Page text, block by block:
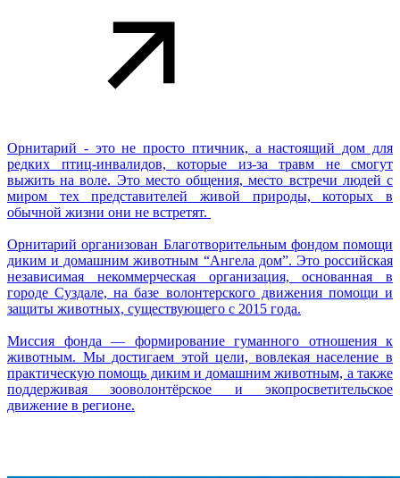
Орнитарий - это не просто птичник, а настоящий дом для
редких птиц-инвалидов, которые из-за травм не смогут
выжить на воле. Это место общения, место встречи людей с
миром тех представителей живой природы, которых в
обычной жизни они не встретят.
Орнитарий организован Благотворительным фондом помощи
диким и домашним животным “Ангела дом”. Это российская
независимая некоммерческая организация, основанная в
городе Суздале, на базе волонтерского движения помощи и
защиты животных, существующего с 2015 года.
Миссия фонда — формирование гуманного отношения к
животным. Мы достигаем этой цели, вовлекая население в
практическую помощь диким и домашним животным, а также
поддерживая зооволонтёрское и экопросветительское
движение в регионе.